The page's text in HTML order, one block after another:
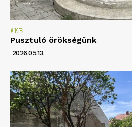
AKB
Pusztuló örökségünk
2026.05.13.